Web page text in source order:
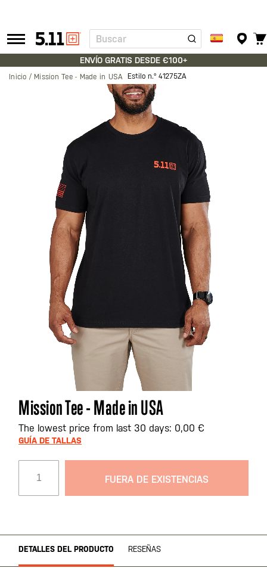
Tactical
Gear
Buscar
ENVÍO GRATIS DESDE €100+
Inicio Mission Tee - Made in USA Estilo n.º 41275ZA
imágenes
Saltar
al
comienzo
de
imágenes
Mission Tee - Made in USA
The lowest price from last 30 days: 0,00 €
GUÍA DE TALLAS
FUERA DE EXISTENCIAS
DETALLES DEL PRODUCTO RESEÑAS